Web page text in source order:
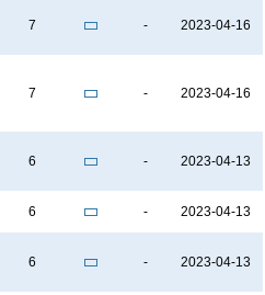
7 - 2023-04-16
7 - 2023-04-16
6 - 2023-04-13
6 - 2023-04-13
6 - 2023-04-13